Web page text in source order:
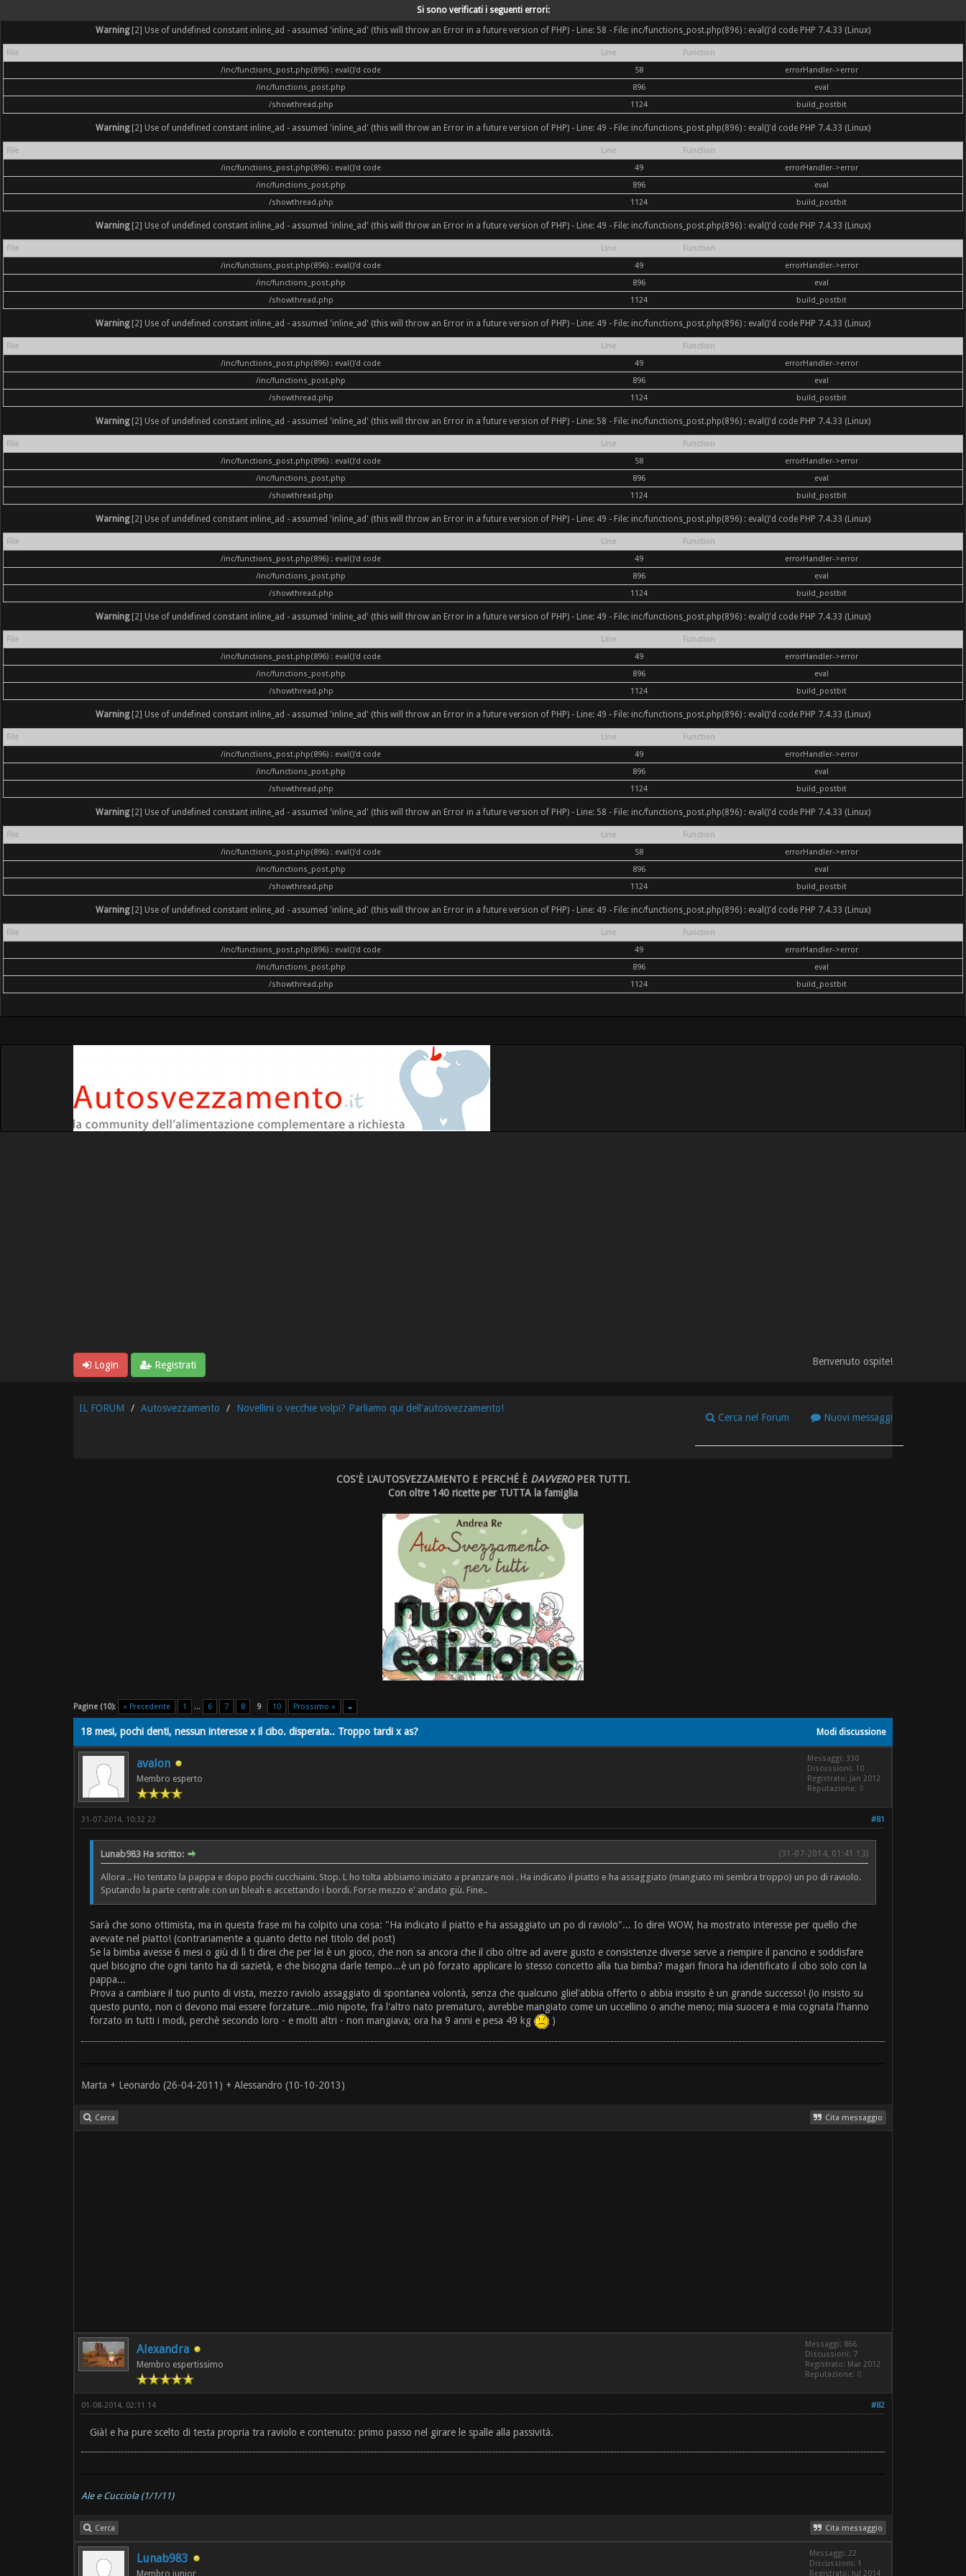
Si sono verificati i seguenti errori:
Warning[2] Use of undefined constant inline_ad - assumed 'inline_ad' (this will throw an Error in a future version of PHP) - Line: 58 - File: inc/functions_post.php(896) : eval()'d code PHP 7.4.33 (Linux)
File Line
Function
/inc/functions_post.php(896) : eval()'d code
58
errorHandler->error
/inc/functions_post.php
896
eval
/showthread.php
1124 build_postbit
Warning[2] Use of undefined constant inline_ad - assumed 'inline_ad' (this will throw an Error in a future version of PHP) - Line: 49 - File: inc/functions_post.php(896) : eval()'d code PHP 7.4.33 (Linux)
File Line
Function
/inc/functions_post.php(896) : eval()'d code
49
errorHandler->error
/inc/functions_post.php
896
eval
/showthread.php
1124 build_postbit
Warning[2] Use of undefined constant inline_ad - assumed 'inline_ad' (this will throw an Error in a future version of PHP) - Line: 49 - File: inc/functions_post.php(896) : eval()'d code PHP 7.4.33 (Linux)
File Line
Function
/inc/functions_post.php(896) : eval()'d code
49
errorHandler->error
/inc/functions_post.php
896
eval
/showthread.php
1124 build_postbit
Warning[2] Use of undefined constant inline_ad - assumed 'inline_ad' (this will throw an Error in a future version of PHP) - Line: 49 - File: inc/functions_post.php(896) : eval()'d code PHP 7.4.33 (Linux)
File Line
Function
/inc/functions_post.php(896) : eval()'d code
49
errorHandler->error
/inc/functions_post.php
896
eval
/showthread.php
1124 build_postbit
Warning[2] Use of undefined constant inline_ad - assumed 'inline_ad' (this will throw an Error in a future version of PHP) - Line: 58 - File: inc/functions_post.php(896) : eval()'d code PHP 7.4.33 (Linux)
File Line
Function
/inc/functions_post.php(896) : eval()'d code
58
errorHandler->error
/inc/functions_post.php
896
eval
/showthread.php
1124 build_postbit
Warning[2] Use of undefined constant inline_ad - assumed 'inline_ad' (this will throw an Error in a future version of PHP) - Line: 49 - File: inc/functions_post.php(896) : eval()'d code PHP 7.4.33 (Linux)
File Line
Function
/inc/functions_post.php(896) : eval()'d code
49
errorHandler->error
/inc/functions_post.php
896
eval
/showthread.php
1124 build_postbit
Warning[2] Use of undefined constant inline_ad - assumed 'inline_ad' (this will throw an Error in a future version of PHP) - Line: 49 - File: inc/functions_post.php(896) : eval()'d code PHP 7.4.33 (Linux)
File Line
Function
/inc/functions_post.php(896) : eval()'d code
49
errorHandler->error
/inc/functions_post.php
896
eval
/showthread.php
1124 build_postbit
Warning[2] Use of undefined constant inline_ad - assumed 'inline_ad' (this will throw an Error in a future version of PHP) - Line: 49 - File: inc/functions_post.php(896) : eval()'d code PHP 7.4.33 (Linux)
File Line
Function
/inc/functions_post.php(896) : eval()'d code
49
errorHandler->error
/inc/functions_post.php
896
eval
/showthread.php
1124 build_postbit
Warning[2] Use of undefined constant inline_ad - assumed 'inline_ad' (this will throw an Error in a future version of PHP) - Line: 58 - File: inc/functions_post.php(896) : eval()'d code PHP 7.4.33 (Linux)
File Line
Function
/inc/functions_post.php(896) : eval()'d code
58
errorHandler->error
/inc/functions_post.php
896
eval
/showthread.php
1124 build_postbit
Warning[2] Use of undefined constant inline_ad - assumed 'inline_ad' (this will throw an Error in a future version of PHP) - Line: 49 - File: inc/functions_post.php(896) : eval()'d code PHP 7.4.33 (Linux)
File Line
Function
/inc/functions_post.php(896) : eval()'d code
49
errorHandler->error
/inc/functions_post.php
896
eval
/showthread.php
1124 build_postbit
Login Registrati Benvenuto ospite!
Cerca nel Forum Nuovi messaggi
IL FORUM Autosvezzamento Novellini o vecchie volpi? Parliamo qui dell'autosvezzamento!
COS'È L'AUTOSVEZZAMENTO E PERCHÉ È DAVVEROPER TUTTI.
Con oltre 140 ricette per TUTTA la famiglia
Pagine (10): « Precedente 1 ... 6 7 8 9 10 Prossimo »
Modi discussione
18 mesi, pochi denti, nessun interesse x il cibo. disperata.. Troppo tardi x as?
avalon
Membro esperto
Messaggi: 330
Discussioni: 10
Registrato: Jan 2012
Reputazione: 0
#81
31-07-2014, 10:32 22
(31-07-2014, 01:41 13)
Lunab983 Ha scritto:
Allora .. Ho tentato la pappa e dopo pochi cucchiaini. Stop. L ho tolta abbiamo iniziato a pranzare noi . Ha indicato il piatto e ha assaggiato (mangiato mi sembra troppo) un po di raviolo.
Sputando la parte centrale con un bleah e accettando i bordi. Forse mezzo e' andato giù. Fine..
Sarà che sono ottimista, ma in questa frase mi ha colpito una cosa: "Ha indicato il piatto e ha assaggiato un po di raviolo"... Io direi WOW, ha mostrato interesse per quello che
avevate nel piatto! (contrariamente a quanto detto nel titolo del post)
Se la bimba avesse 6 mesi o giù di lì ti direi che per lei è un gioco, che non sa ancora che il cibo oltre ad avere gusto e consistenze diverse serve a riempire il pancino e soddisfare
quel bisogno che ogni tanto ha di sazietà, e che bisogna darle tempo...è un pò forzato applicare lo stesso concetto alla tua bimba? magari finora ha identificato il cibo solo con la
pappa...
Prova a cambiare il tuo punto di vista, mezzo raviolo assaggiato di spontanea volontà, senza che qualcuno gliel'abbia offerto o abbia insisito è un grande successo! (io insisto su
questo punto, non ci devono mai essere forzature...mio nipote, fra l'altro nato prematuro, avrebbe mangiato come un uccellino o anche meno; mia suocera e mia cognata l'hanno
forzato in tutti i modi, perchè secondo loro - e molti altri - non mangiava; ora ha 9 anni e pesa 49 kg
)
Marta + Leonardo (26-04-2011) + Alessandro (10-10-2013)
Cerca Cita messaggio
Alexandra
Membro espertissimo
Messaggi: 866
Discussioni: 7
Registrato: Mar 2012
Reputazione: 0
#82
01-08-2014, 02:11 14
Già! e ha pure scelto di testa propria tra raviolo e contenuto: primo passo nel girare le spalle alla passività.
Ale e Cucciola (1/1/11)
Cerca Cita messaggio
Lunab983
Membro junior
Messaggi: 22
Discussioni: 1
Registrato: Jul 2014